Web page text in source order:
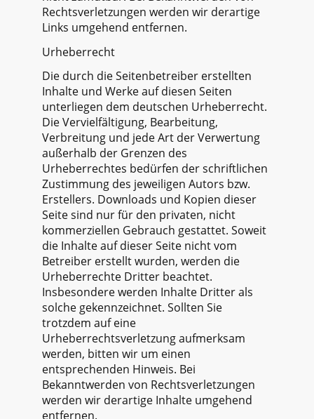
Rechtsverletzungen werden wir derartige
Links umgehend entfernen.​
Urheberrecht
Die durch die Seitenbetreiber erstellten
Inhalte und Werke auf diesen Seiten
unterliegen dem deutschen Urheberrecht.
Die Vervielfältigung, Bearbeitung,
Verbreitung und jede Art der Verwertung
außerhalb der Grenzen des
Urheberrechtes bedürfen der schriftlichen
Zustimmung des jeweiligen Autors bzw.
Erstellers. Downloads und Kopien dieser
Seite sind nur für den privaten, nicht
kommerziellen Gebrauch gestattet. Soweit
die Inhalte auf dieser Seite nicht vom
Betreiber erstellt wurden, werden die
Urheberrechte Dritter beachtet.
Insbesondere werden Inhalte Dritter als
solche gekennzeichnet. Sollten Sie
trotzdem auf eine
Urheberrechtsverletzung aufmerksam
werden, bitten wir um einen
entsprechenden Hinweis. Bei
Bekanntwerden von Rechtsverletzungen
werden wir derartige Inhalte umgehend
entfernen.